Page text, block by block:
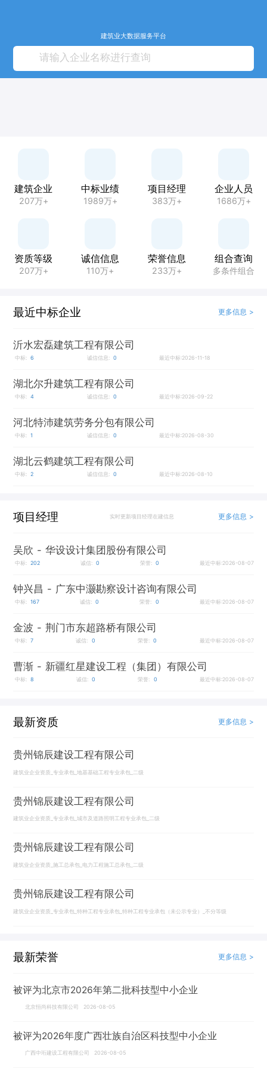
建筑业大数据服务平台
建筑企业
207万+
中标业绩
1989万+
项目经理
383万+
企业人员
1686万+
资质等级
207万+
诚信信息
110万+
荣誉信息
233万+
组合查询
多条件组合
最近中标企业 更多信息 >
沂水宏磊建筑工程有限公司
中标: 6 诚信信息: 0 最近中标:2026-11-18
湖北尔升建筑工程有限公司
中标: 4 诚信信息: 0 最近中标:2026-09-22
河北特沛建筑劳务分包有限公司
中标: 1 诚信信息: 0 最近中标:2026-08-30
湖北云鹤建筑工程有限公司
中标: 2 诚信信息: 0 最近中标:2026-08-10
项目经理 实时更新项目经理在建信息 更多信息 >
吴欣 - 华设设计集团股份有限公司
中标: 202 诚信: 0 荣誉: 0 最近中标:2026-08-07
钟兴昌 - 广东中灏勘察设计咨询有限公司
中标: 167 诚信: 0 荣誉: 0 最近中标:2026-08-07
金波 - 荆门市东超路桥有限公司
中标: 7 诚信: 0 荣誉: 0 最近中标:2026-08-07
曹渐 - 新疆红星建设工程（集团）有限公司
中标: 8 诚信: 0 荣誉: 0 最近中标:2026-08-07
最新资质 更多信息 >
贵州锦辰建设工程有限公司
建筑业企业资质_专业承包_地基基础工程专业承包_二级
贵州锦辰建设工程有限公司
建筑业企业资质_专业承包_城市及道路照明工程专业承包_二级
贵州锦辰建设工程有限公司
建筑业企业资质_施工总承包_电力工程施工总承包_二级
贵州锦辰建设工程有限公司
建筑业企业资质_专业承包_特种工程专业承包_特种工程专业承包（未公示专业）_不分等级
最新荣誉 更多信息 >
被评为北京市2026年第二批科技型中小企业
北京恒尚科技有限公司 2026-08-05
被评为2026年度广西壮族自治区科技型中小企业
广西中珩建设工程有限公司 2026-08-05